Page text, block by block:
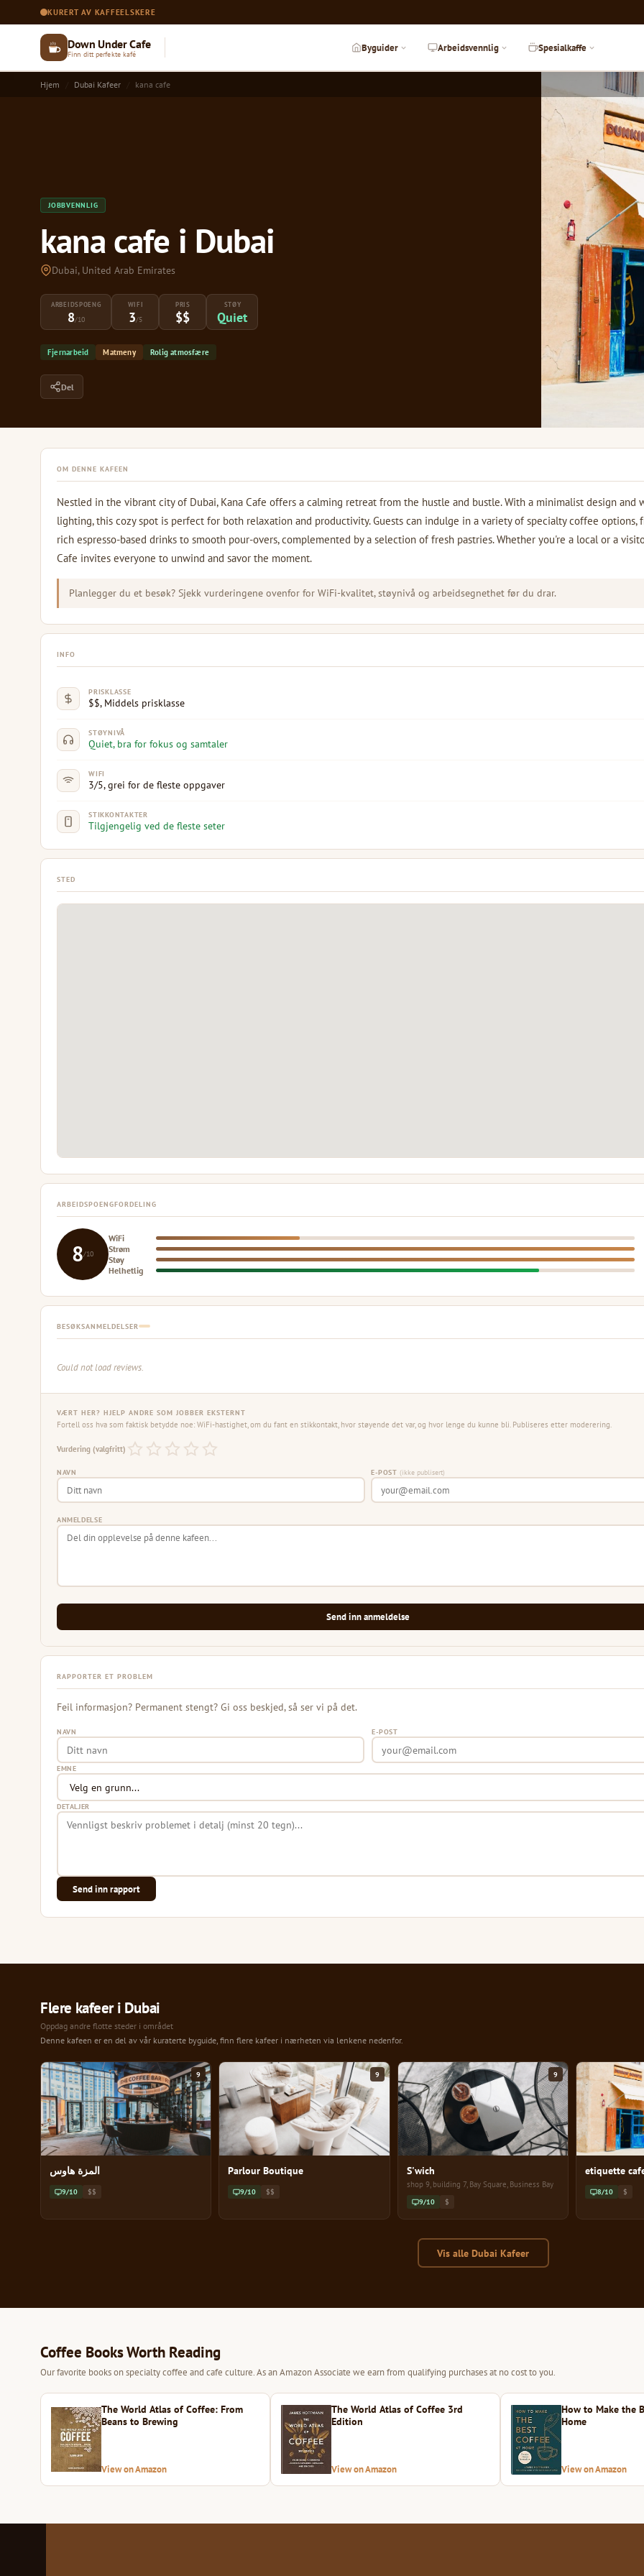
KURERT AV KAFFEELSKERE
Down Under Cafe
Finn ditt perfekte kafé Byguider Arbeidsvennlig Spesialkaffe
Hjem Dubai Kafeer kana cafe
JOBBVENNLIG
kana cafe i Dubai
Dubai, United Arab Emirates
ARBEIDSPOENG
8/10
WIFI
3/5
PRIS
$$
STØY
Quiet
Fjernarbeid Matmeny Rolig atmosfære
Del
OM DENNE KAFEEN
Nestled in the vibrant city of Dubai, Kana Cafe offers a calming retreat from the hustle and bustle. With a minimalist design and
lighting, this cozy spot is perfect for both relaxation and productivity. Guests can indulge in a variety of specialty coffee options,
rich espresso-based drinks to smooth pour-overs, complemented by a selection of fresh pastries. Whether you're a local or a
Cafe invites everyone to unwind and savor the moment.
Planlegger du et besøk? Sjekk vurderingene ovenfor for WiFi-kvalitet, støynivå og arbeidsegnethet før du drar.
INFO
PRISKLASSE
$$, Middels prisklasse
STØYNIVÅ
Quiet, bra for fokus og samtaler
WIFI
3/5, grei for de fleste oppgaver
STIKKONTAKTER
Tilgjengelig ved de fleste seter
STED
ARBEIDSPOENGFORDELING
8/10
WiFi
Strøm
Støy
Helhetlig
BESØKSANMELDELSER
Could not load reviews.
VÆRT HER? HJELP ANDRE SOM JOBBER EKSTERNT
Fortell oss hva som faktisk betydde noe: WiFi-hastighet, om du fant en stikkontakt, hvor støyende det var, og hvor lenge du kunne bli. Publiseres etter moderering.
Vurdering (valgfritt)
NAVN E-POST(ikke publisert)
ANMELDELSE
Send inn anmeldelse
RAPPORTER ET PROBLEM
Feil informasjon? Permanent stengt? Gi oss beskjed, så ser vi på det.
NAVN E-POST
EMNE
DETALJER
Send inn rapport
Flere kafeer i Dubai
Oppdag andre flotte steder i området
Denne kafeen er en del av vår kuraterte byguide, finn flere kafeer i nærheten via lenkene nedenfor.
9
المزة هاوس
9/10 $$
9
Parlour Boutique
9/10 $$
9
S'wich
shop 9, building 7, Bay Square, Business Bay
9/10 $
etiquette
8/10 $
Vis alle Dubai Kafeer
Coffee Books Worth Reading
Our favorite books on specialty coffee and cafe culture. As an Amazon Associate we earn from qualifying purchases at no cost to you.
The World Atlas of Coffee: From
Beans to Brewing
View on Amazon
The World Atlas of Coffee 3rd
Edition
View on Amazon
How to Make the
Home
View on Amazon